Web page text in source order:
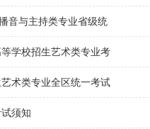
音与主持类专业省级统
学校招生艺术类专业考
术类专业全区统一考试
须知